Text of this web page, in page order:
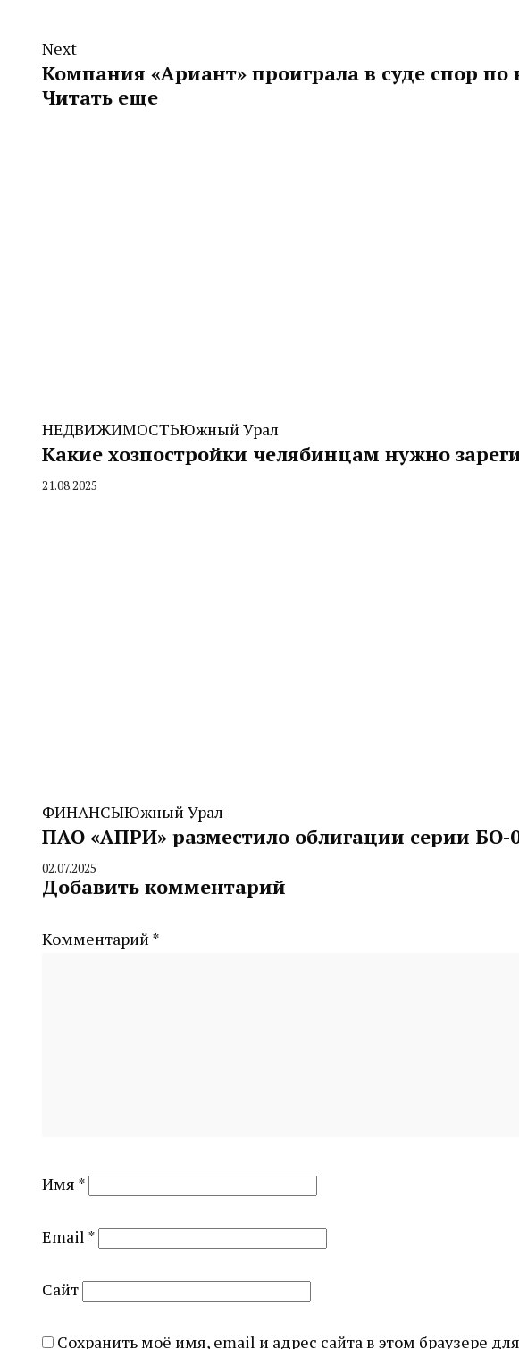
Next
Компания «Ариант» проиграла в суде спор по
Читать еще
НЕДВИЖИМОСТЬЮжный Урал
Какие хозпостройки челябинцам нужно
By
21.08.2025
ФИНАНСЫЮжный Урал
ПАО «АПРИ» разместило облигации серии БО-
By
CHELINDUSTRY
02.07.2025
Добавить комментарий
Комментарий *
Имя *
Email *
Сайт
Сохранить моё имя, email и адрес сайта в этом браузере